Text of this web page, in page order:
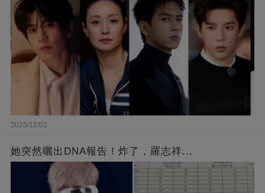
2025/12/01
她突然曬出DNA報告！炸了，羅志祥...